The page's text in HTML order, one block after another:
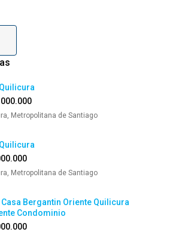
Metropolitana de Santiago
Metropolitana de Santiago
Casa Bergantin Oriente Quilicura
Condominio